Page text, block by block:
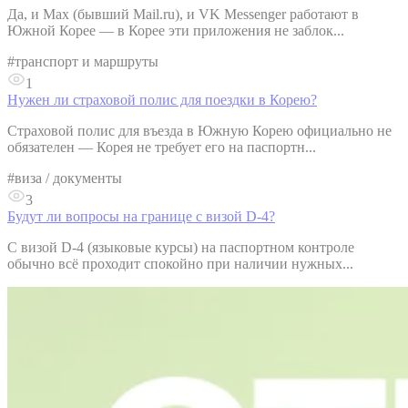
Да, и Max (бывший Mail.ru), и VK Messenger работают в
Южной Корее — в Корее эти приложения не заблок...
#транспорт и маршруты
1
Нужен ли страховой полис для поездки в Корею?
Страховой полис для въезда в Южную Корею официально не
обязателен — Корея не требует его на паспортн...
#виза / документы
3
Будут ли вопросы на границе с визой D-4?
С визой D-4 (языковые курсы) на паспортном контроле
обычно всё проходит спокойно при наличии нужных...